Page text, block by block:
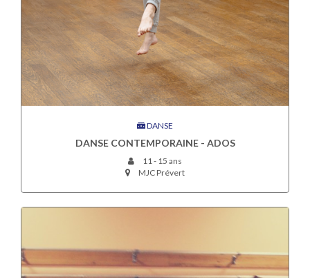
DANSE
DANSE CONTEMPORAINE - ADOS
11 - 15 ans
MJC Prévert